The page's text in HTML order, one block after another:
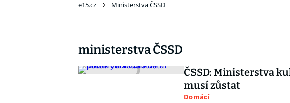
e15.cz Ministerstva ČSSD
ministerstva ČSSD
ČSSD: Ministerstva
musí zůstat
Domácí